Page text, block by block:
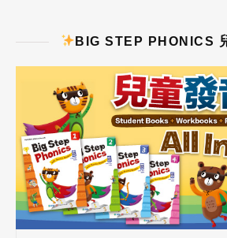
BIG STEP PHONICS